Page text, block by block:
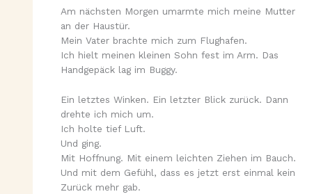
Am nächsten Morgen umarmte mich meine Mutter
an der Haustür.
Mein Vater brachte mich zum Flughafen.
Ich hielt meinen kleinen Sohn fest im Arm. Das
Handgepäck lag im Buggy.
Ein letztes Winken. Ein letzter Blick zurück. Dann
drehte ich mich um.
Ich holte tief Luft.
Und ging.
Mit Hoffnung. Mit einem leichten Ziehen im Bauch.
Und mit dem Gefühl, dass es jetzt erst einmal kein
Zurück mehr gab.